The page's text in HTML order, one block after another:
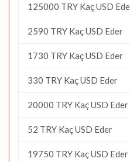
125000 TRY Kaç USD
2590 TRY Kaç USD Eder
1730 TRY Kaç USD Eder
330 TRY Kaç USD Eder
20000 TRY Kaç USD Eder
52 TRY Kaç USD Eder
19750 TRY Kaç USD Eder